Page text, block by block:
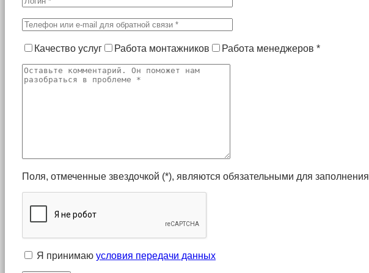
Качество услуг Работа монтажников Работа менеджеров *
Поля, отмеченные звездочкой (*), являются обязательными для заполнения
Я принимаю условия передачи данных